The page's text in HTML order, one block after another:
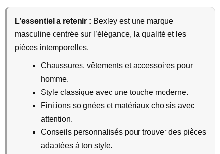
L’essentiel a retenir : Bexley est une marque
masculine centrée sur l’élégance, la qualité et les
pièces intemporelles.
Chaussures, vêtements et accessoires pour
homme.
Style classique avec une touche moderne.
Finitions soignées et matériaux choisis avec
attention.
Conseils personnalisés pour trouver des pièces
adaptées à ton style.